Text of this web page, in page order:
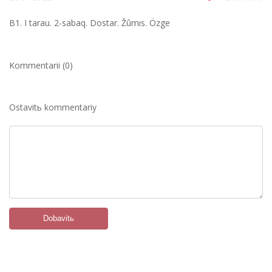
B1. І tarau. 2-sabaq. Dostar. Žûmıs. Özge
Kommentarii (0)
Ostavitь kommentariy
Dobavitь